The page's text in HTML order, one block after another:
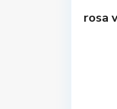
rosa